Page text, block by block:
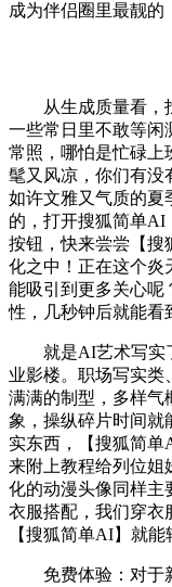
成为伴侣圈里最靓的
从生成质量看，找
一些常日里不敢等闲
常照，哪怕是忙碌上
髦又风凉，你们有没
如许文雅又气质的夏
的，打开搜狐简单AI
按钮，快来尝尝【搜
化之中！正在这个炎
能吸引到更多关心呢
性，几秒钟后就能看
就是AI艺术写实了
业影楼。职场写实类
满满的制型，多样气
象，操纵碎片时间就
实东西，【搜狐简
来附上教程给列位姐
化的动漫头像同样主
衣服搭配，我们穿衣
【搜狐简单AI】就能
免费体验：对于新